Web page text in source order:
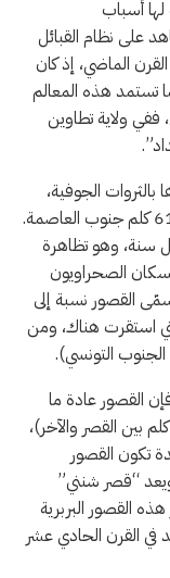
أسباب
على نظام القبائل
الماضي، إذ كان
تستمد هذه المعالم
ففي ولاية تطاوين
بالثروات الجوفية،
قاعدة الانطلاق لزيارة هذه القصور على بعد 610 كلم جنوب العاصمة.
سنة، وهو تظاهرة
الصحراويون
القصور نسبة إلى
استقرت هناك، ومن
الجنوب التونسي).
القصور عادة ما
تكون متباعدة عن بعضها البعض (من 5 إلى 6 كلم بين القصر والآخر)،
تكون القصور
“قصر شنني”
هذه القصور البربرية
في القرن الحادي عشر